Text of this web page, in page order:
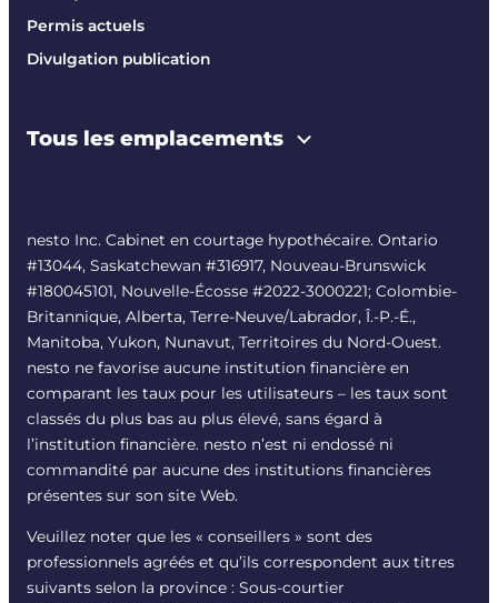
Permis actuels
Divulgation publication
Tous les emplacements
nesto Inc. Cabinet en courtage hypothécaire. Ontario
#13044, Saskatchewan #316917, Nouveau-Brunswick
#180045101, Nouvelle-Écosse #2022-3000221; Colombie-
Britannique, Alberta, Terre-Neuve/Labrador, Î.-P.-É.,
Manitoba, Yukon, Nunavut, Territoires du Nord-Ouest.
nesto ne favorise aucune institution financière en
comparant les taux pour les utilisateurs – les taux sont
classés du plus bas au plus élevé, sans égard à
l’institution financière. nesto n’est ni endossé ni
commandité par aucune des institutions financières
présentes sur son site Web.
Veuillez noter que les « conseillers » sont des
professionnels agréés et qu’ils correspondent aux titres
suivants selon la province : Sous-courtier